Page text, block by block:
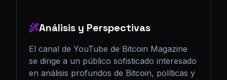
Análisis y Perspectivas
El canal de YouTube de Bitcoin Magazine
se dirige a un público sofisticado interesado
en análisis profundos de Bitcoin, políticas y